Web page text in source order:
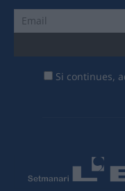
Si continues,